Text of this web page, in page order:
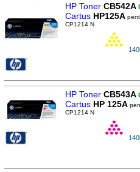
HP Toner CB542A
Cartus HP125A
CP1214 N
HP Toner CB543A
Cartus HP 125A
CP1214 N